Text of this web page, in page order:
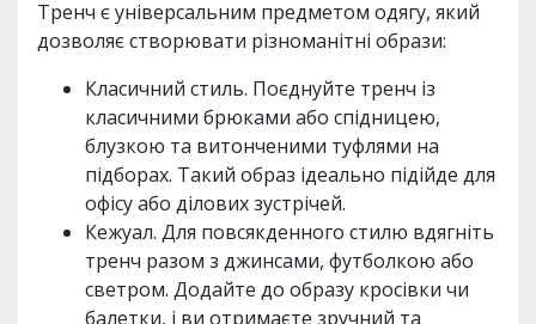
Тренч є універсальним предметом одягу, який
дозволяє створювати різноманітні образи:
Класичний стиль. Поєднуйте тренч із
класичними брюками або спідницею,
блузкою та витонченими туфлями на
підборах. Такий образ ідеально підійде для
офісу або ділових зустрічей.
Кежуал. Для повсякденного стилю вдягніть
тренч разом з джинсами, футболкою або
светром. Додайте до образу кросівки чи
балетки, і ви отримаєте зручний та